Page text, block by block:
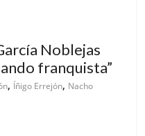
Noblejas
franquista”
, Íñigo Errejón, Nacho